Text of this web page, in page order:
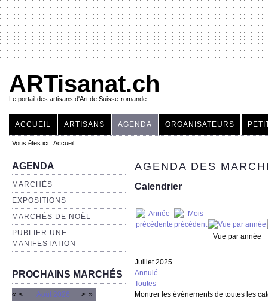
ARTisanat.ch
Le portail des artisans d'Art de Suisse-romande
ACCUEIL ARTISANS AGENDA ORGANISATEURS
Vous êtes ici : Accueil
AGENDA
MARCHÉS
EXPOSITIONS
MARCHÉS DE NOËL
PUBLIER UNE
MANIFESTATION
PROCHAINS MARCHÉS
« < Août 2026 > »
AGENDA DES
Calendrier
Vue par année
Juillet 2025
Annulé
Toutes
Montrer les événements de toutes les